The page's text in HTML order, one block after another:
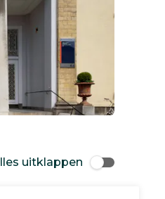
uitklappen